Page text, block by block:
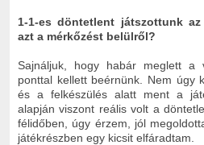
1-1-es döntetlent játszottunk
azt a mérkőzést belülről?
Sajnáljuk, hogy habár meglett a
ponttal kellett beérnünk. Nem úgy
és a felkészülés alatt ment a
alapján viszont reális volt a
félidőben, úgy érzem, jól
játékrészben egy kicsit elfáradtam.